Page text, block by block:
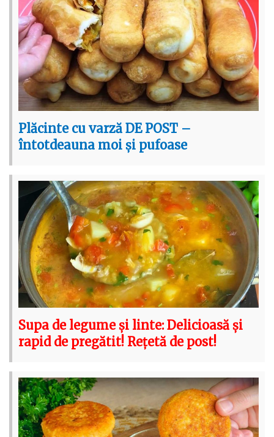
Plăcinte cu varză DE POST –
întotdeauna moi și pufoase
Supa de legume și linte: Delicioasă și
rapid de pregătit! Rețetă de post!